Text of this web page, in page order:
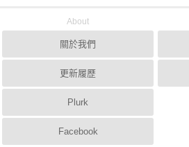
About
關於我們
更新履歷
Plurk
Facebook